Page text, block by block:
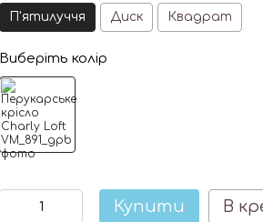
П'ятилуччя Диск Квадрат
Виберіть колір
Купити В